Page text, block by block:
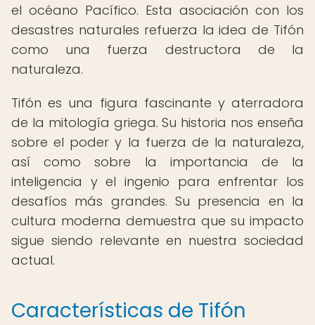
el océano Pacífico. Esta asociación con los
desastres naturales refuerza la idea de Tifón
como una fuerza destructora de la
naturaleza.
Tifón es una figura fascinante y aterradora
de la mitología griega. Su historia nos enseña
sobre el poder y la fuerza de la naturaleza,
así como sobre la importancia de la
inteligencia y el ingenio para enfrentar los
desafíos más grandes. Su presencia en la
cultura moderna demuestra que su impacto
sigue siendo relevante en nuestra sociedad
actual.
Características de Tifón